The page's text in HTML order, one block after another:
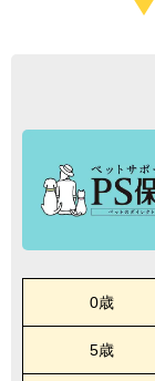
0歳
5歳